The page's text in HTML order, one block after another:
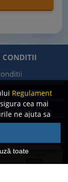
Regulament
cea mai
ne ajuta sa
va dvs.,
mult mai
si partenerii
politica
toate
CONDITII